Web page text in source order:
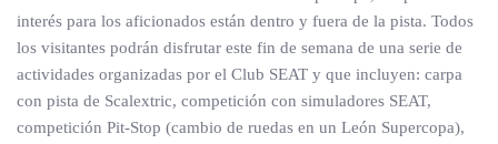
interés para los aficionados están dentro y fuera de la pista. Todos
los visitantes podrán disfrutar este fin de semana de una serie de
actividades organizadas por el Club SEAT y que incluyen: carpa
con pista de Scalextric, competición con simuladores SEAT,
competición Pit-Stop (cambio de ruedas en un León Supercopa),